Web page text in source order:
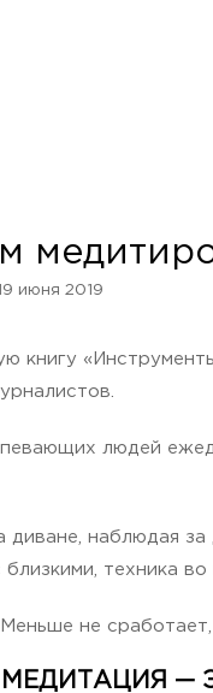
июня 2019
книгу
людей
наблюдая
техника во
не сработает,
—